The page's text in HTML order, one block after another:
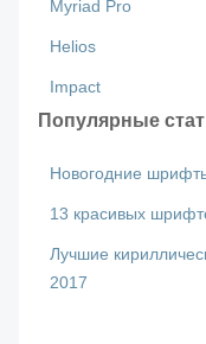
Myriad Pro
Helios
Impact
Популярные
Новогодние
13 красивых
Лучшие
2017